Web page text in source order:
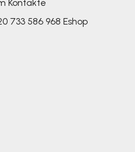
Kontakte
733 586 968 Eshop